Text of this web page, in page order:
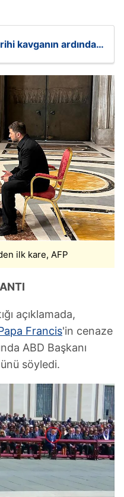
kavganın ardından
ilk kare, AFP
açıklamada,
Francis'in cenaze
ABD Başkanı
söyledi.